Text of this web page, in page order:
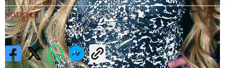
NOTICIAS | 13/07/2021 | 09:24 |
Redacción | Actualizada 14/05/2023 01:27